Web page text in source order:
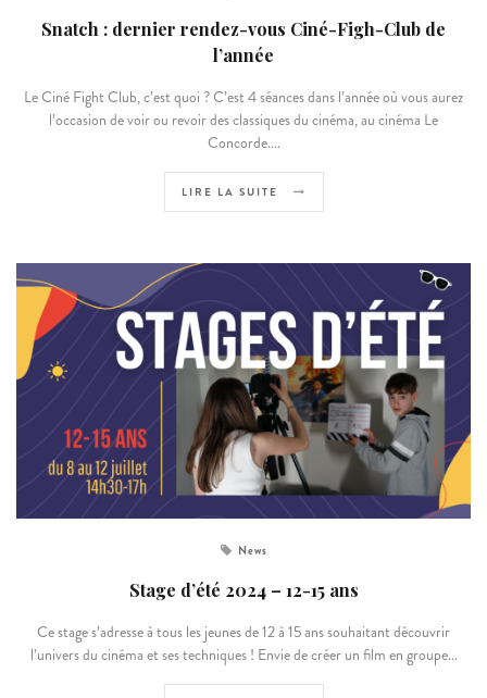
Snatch : dernier rendez-vous Ciné-Figh-Club de
l’année
Le Ciné Fight Club, c’est quoi ? C’est 4 séances dans l’année où vous aurez
l’occasion de voir ou revoir des classiques du cinéma, au cinéma Le
Concorde....
LIRE LA SUITE
News
Stage d’été 2024 – 12-15 ans
Ce stage s’adresse à tous les jeunes de 12 à 15 ans souhaitant découvrir
l’univers du cinéma et ses techniques ! Envie de créer un film en groupe...